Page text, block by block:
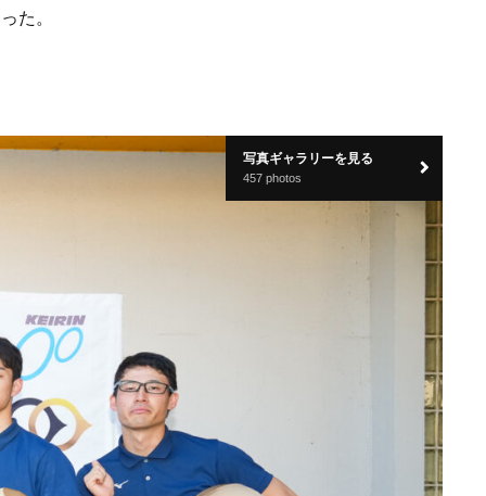
た。
写真ギャラリーを見る
457 photos